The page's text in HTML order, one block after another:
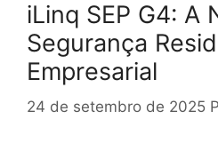
iLinq SEP G4: A
Segurança
Empresarial
24 de setembro de 2025